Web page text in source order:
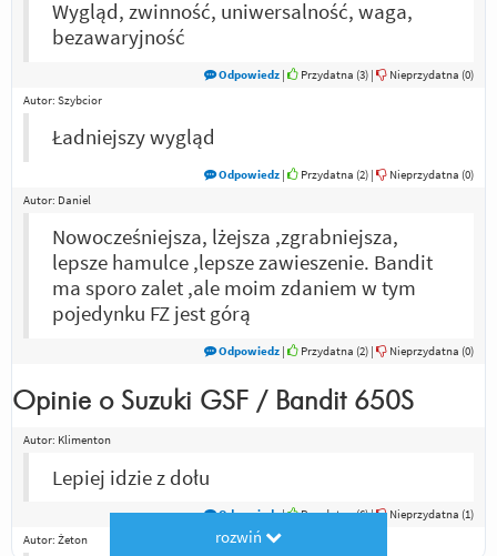
Wygląd, zwinność, uniwersalność, waga,
bezawaryjność
Odpowiedz | Przydatna (3) | Nieprzydatna (0)
Autor: Szybcior
Ładniejszy wygląd
Odpowiedz | Przydatna (2) | Nieprzydatna (0)
Autor: Daniel
Nowocześniejsza, lżejsza ,zgrabniejsza,
lepsze hamulce ,lepsze zawieszenie. Bandit
ma sporo zalet ,ale moim zdaniem w tym
pojedynku FZ jest górą
Odpowiedz | Przydatna (2) | Nieprzydatna (0)
Opinie o Suzuki GSF / Bandit 650S
Autor: Klimenton
Lepiej idzie z dołu
Odpowiedz| Przydatna (6)| Nieprzydatna (1)
Autor: Żeton rozwiń